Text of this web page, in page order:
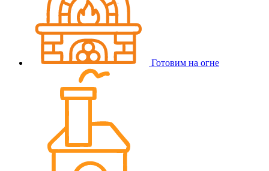
Готовим на огне